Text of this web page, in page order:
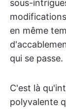
sous-
en même
qui se passe.
C'est là
polyvalente